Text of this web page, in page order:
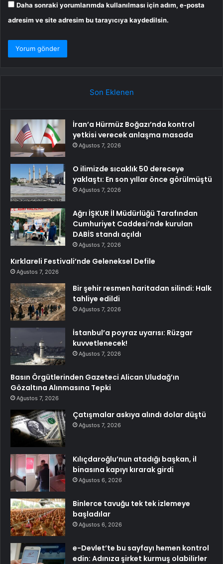
Daha sonraki yorumlarımda kullanılması için adım, e-posta
adresim ve site adresim bu tarayıcıya kaydedilsin.
Son Eklenen
İran’a Hürmüz Boğazı’nda kontrol
yetkisi verecek anlaşma masada
Ağustos 7, 2026
O ilimizde sıcaklık 50 dereceye
yaklaştı: En son yıllar önce görülmüştü
Ağustos 7, 2026
Ağrı İŞKUR İl Müdürlüğü Tarafından
Cumhuriyet Caddesi’nde kurulan
DABİS standı açıldı
Ağustos 7, 2026
Kırklareli Festivali’nde Geleneksel Defile
Ağustos 7, 2026
Bir şehir resmen haritadan silindi: Halk
tahliye edildi
Ağustos 7, 2026
İstanbul’a poyraz uyarısı: Rüzgar
kuvvetlenecek!
Ağustos 7, 2026
Basın Örgütlerinden Gazeteci Alican Uludağ’ın
Gözaltına Alınmasına Tepki
Ağustos 7, 2026
Çatışmalar askıya alındı dolar düştü
Ağustos 7, 2026
Kılıçdaroğlu’nun atadığı başkan, il
binasına kapıyı kırarak girdi
Ağustos 6, 2026
Binlerce tavuğu tek tek izlemeye
başladılar
Ağustos 6, 2026
e-Devlet’te bu sayfayı hemen kontrol
edin: Adınıza şirket kurmuş olabilirler